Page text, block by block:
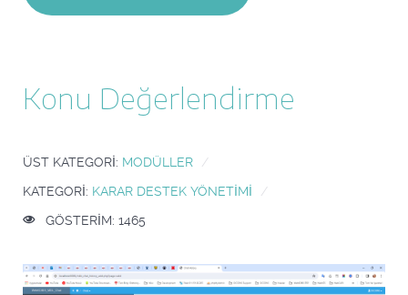
Konu Değerlendirme
ÜST KATEGORI: MODÜLLER
KATEGORI: KARAR DESTEK YÖNETIMI
GÖSTERIM: 1465